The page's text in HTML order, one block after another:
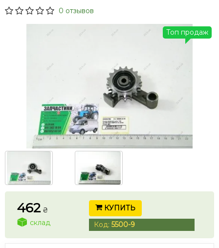
0 отзывов
Топ продаж
462 ₴
склад
КУПИТЬ
Код: 5500-9